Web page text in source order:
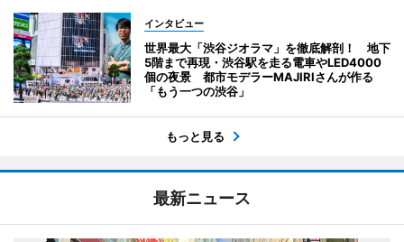
インタビュー
世界最大「渋谷ジオラマ」を徹底解剖！ 地下
5階まで再現・渋谷駅を走る電車やLED4000
個の夜景 都市モデラーMAJIRIさんが作る
「もう一つの渋谷」
もっと見る
最新ニュース